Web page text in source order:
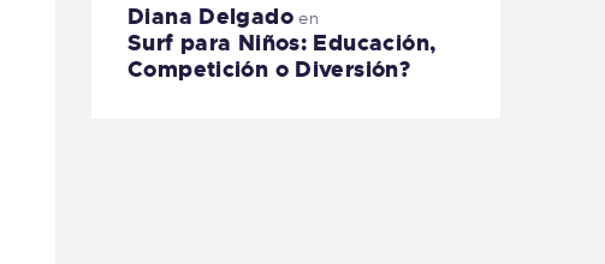
Diana Delgadoen
Surf para Niños: Educación,
Competición o Diversión?